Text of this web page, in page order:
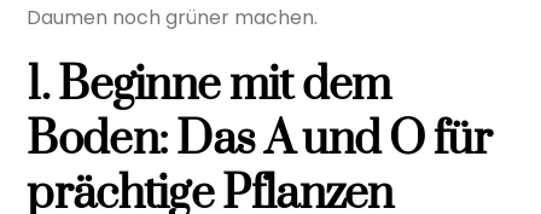
Daumen noch grüner machen.
1. Beginne mit dem
Boden: Das A und O für
prächtige Pflanzen